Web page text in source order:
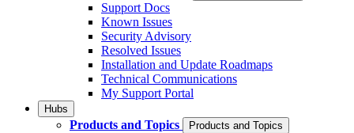
Support Docs
Known Issues
Security Advisory
Resolved Issues
Installation and Update Roadmaps
Technical Communications
My Support Portal
Hubs
Products and Topics Products and Topics